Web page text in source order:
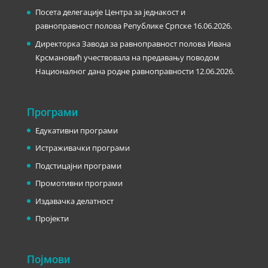
Посета делегације Центра за једнакост и
равноправност полова Републике Српске 16.06.2026.
Директорка Завода за равноправност полова Ивана
Крсмановић учествовала на предавању поводом
Националног дана родне равноправности 12.06.2026.
Програми
Едукативни програми
Истраживачки програми
Подстицајни програми
Промотивни програми
Издавачка делатност
Пројекти
Појмови